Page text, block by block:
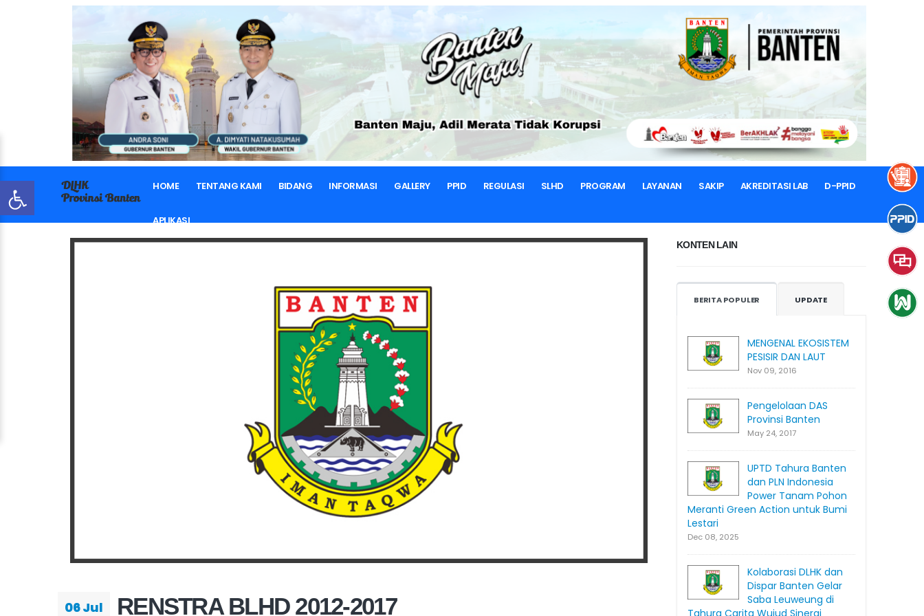
HOME TENTANG KAMI BIDANG INFORMASI GALLERY PPID REGULASI SLHD PROGRAM LAYANAN SAKIP AKREDITASI LAB D-PPID
APLIKASI
RENSTRA BLHD 2012-2017
BERANDA
06 Jul RENSTRA BLHD 2012-2017
KONTEN LAIN
BERITA POPULER UPDATE
MENGENAL EKOSISTEM
PESISIR DAN LAUT
Nov 09, 2016
Pengelolaan DAS
Provinsi Banten
May 24, 2017
UPTD Tahura Banten
dan PLN Indonesia
Power Tanam Pohon
Meranti Green Action untuk Bumi
Lestari
Dec 08, 2025
Kolaborasi DLHK dan
Dispar Banten Gelar
Saba Leuweung di